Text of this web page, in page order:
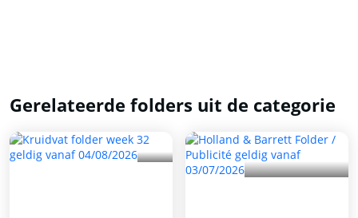
Gerelateerde folders uit de categorie